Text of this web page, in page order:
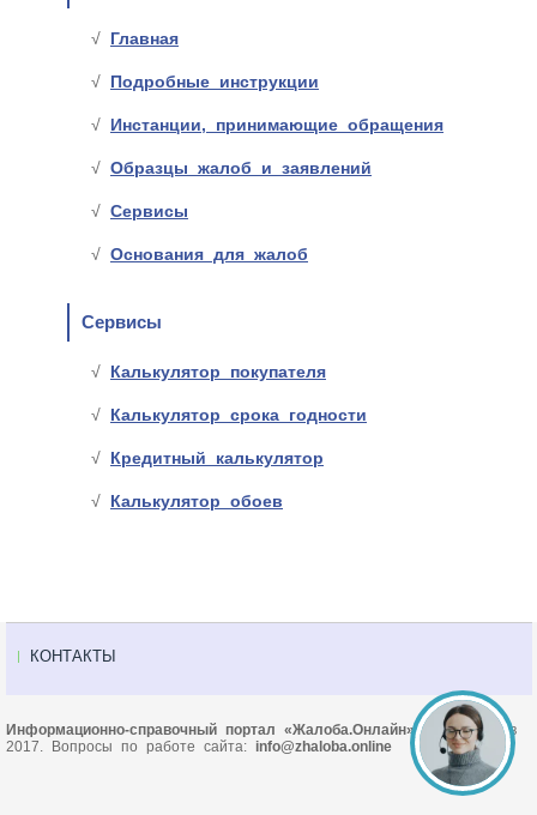
Главная
Подробные инструкции
Инстанции, принимающие обращения
Образцы жалоб и заявлений
Сервисы
Основания для жалоб
Сервисы
Калькулятор покупателя
Калькулятор срока годности
Кредитный калькулятор
Калькулятор обоев
КОНТАКТЫ
Информационно-справочный портал «Жалоба.Онлайн»© Основан в
2017. Вопросы по работе сайта: info@zhaloba.online